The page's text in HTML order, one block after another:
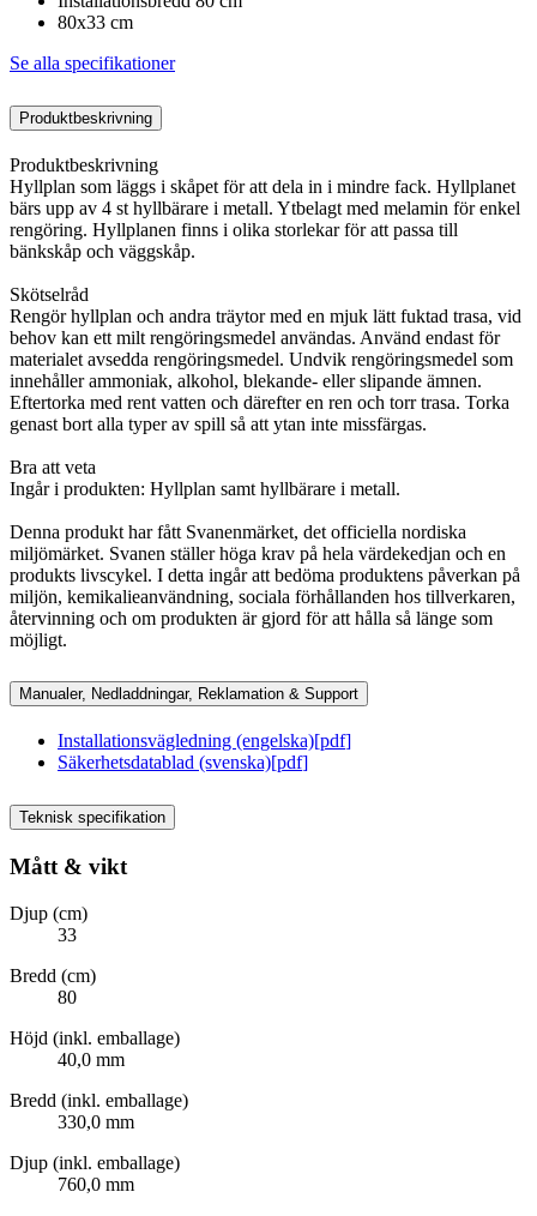
80x33 cm
Se alla specifikationer
Produktbeskrivning
Produktbeskrivning
Hyllplan som läggs i skåpet för att dela in i mindre fack. Hyllplanet
bärs upp av 4 st hyllbärare i metall. Ytbelagt med melamin för enkel
rengöring. Hyllplanen finns i olika storlekar för att passa till
bänkskåp och väggskåp.
Skötselråd
Rengör hyllplan och andra träytor med en mjuk lätt fuktad trasa, vid
behov kan ett milt rengöringsmedel användas. Använd endast för
materialet avsedda rengöringsmedel. Undvik rengöringsmedel som
innehåller ammoniak, alkohol, blekande- eller slipande ämnen.
Eftertorka med rent vatten och därefter en ren och torr trasa. Torka
genast bort alla typer av spill så att ytan inte missfärgas.
Bra att veta
Ingår i produkten: Hyllplan samt hyllbärare i metall.
Denna produkt har fått Svanenmärket, det officiella nordiska
miljömärket. Svanen ställer höga krav på hela värdekedjan och en
produkts livscykel. I detta ingår att bedöma produktens påverkan på
miljön, kemikalieanvändning, sociala förhållanden hos tillverkaren,
återvinning och om produkten är gjord för att hålla så länge som
möjligt.
Manualer, Nedladdningar, Reklamation & Support
Installationsvägledning (engelska)[pdf]
Säkerhetsdatablad (svenska)[pdf]
Teknisk specifikation
Mått & vikt
Djup (cm)
33
Bredd (cm)
80
Höjd (inkl. emballage)
40,0 mm
Bredd (inkl. emballage)
330,0 mm
Djup (inkl. emballage)
760,0 mm